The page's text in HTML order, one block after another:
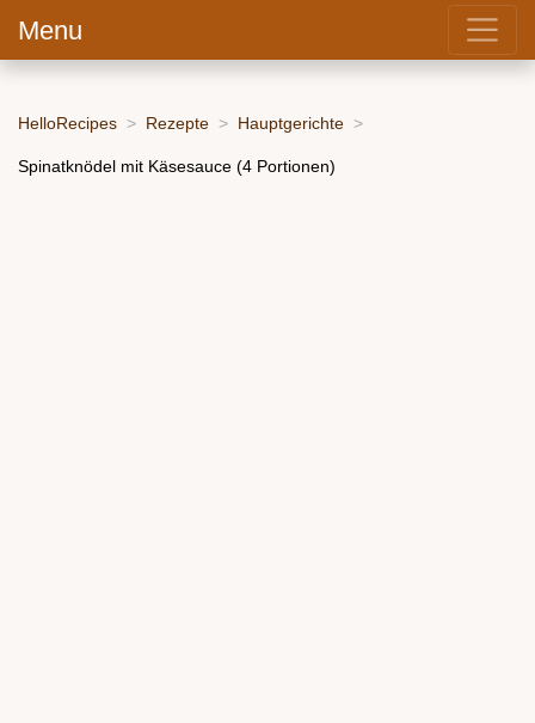
Menu
HelloRecipes Rezepte Hauptgerichte
Spinatknödel mit Käsesauce (4 Portionen)